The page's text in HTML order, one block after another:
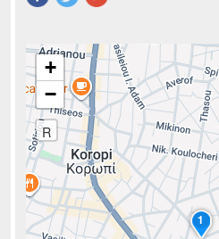
1
+
−
R